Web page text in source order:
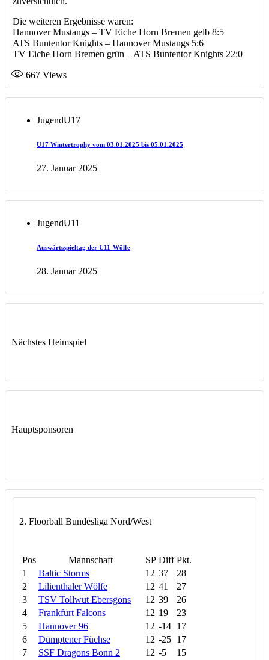
Die weiteren Ergebnisse waren:
Hannover Mustangs – TV Eiche Horn Bremen gelb 8:5
ATS Buntentor Knights – Hannover Mustangs 5:6
TV Eiche Horn Bremen grün – ATS Buntentor Knights 22:0
667 Views
JugendU17
U17 Wintertrophy vom 03.01.2025 bis 05.01.2025
27. Januar 2025
JugendU11
Auswärtsspieltag der U11-Wölfe
28. Januar 2025
Nächstes Heimspiel
Hauptsponsoren
2. Floorball Bundesliga Nord/West
Pos Mannschaft SP Diff Pkt.
1
Baltic Storms 12 37
28
2
Lilienthaler Wölfe 12 41
27
3
TSV Tollwut Ebersgöns 12 39
26
4
Frankfurt Falcons 12 19
23
5
Hannover 96 12 -14 17
6
Dümptener Füchse 12 -25 17
7
SSF Dragons Bonn 2 12 -5
15